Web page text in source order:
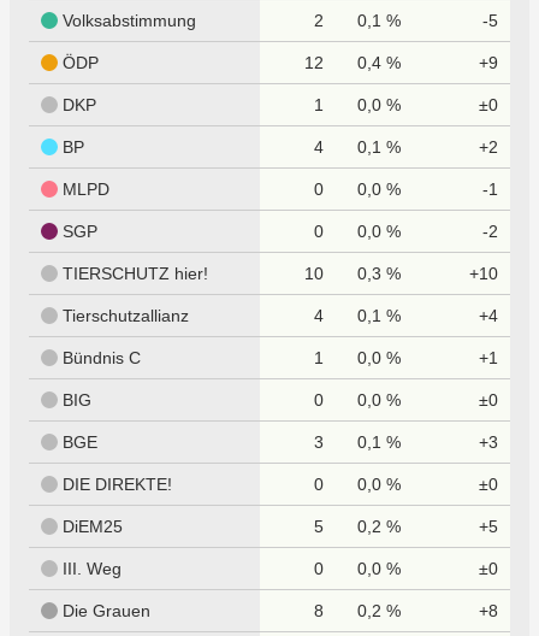
Volksabstimmung 2 0,1 % -5
ÖDP 12 0,4 % +9
DKP 1 0,0 % ±0
BP 4 0,1 % +2
MLPD 0 0,0 % -1
SGP 0 0,0 % -2
TIERSCHUTZ hier! 10 0,3 % +10
Tierschutzallianz 4 0,1 % +4
Bündnis C 1 0,0 % +1
BIG 0 0,0 % ±0
BGE 3 0,1 % +3
DIE DIREKTE! 0 0,0 % ±0
DiEM25 5 0,2 % +5
III. Weg 0 0,0 % ±0
Die Grauen 8 0,2 % +8